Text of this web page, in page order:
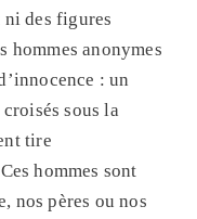
ni des figures
hommes anonymes
: un
sous la
tire
hommes sont
nos pères ou nos